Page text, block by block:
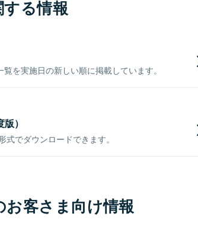
る情報
を実施日の新しい順に掲載しています。
）
でダウンロードできます。
お客さま向け情報